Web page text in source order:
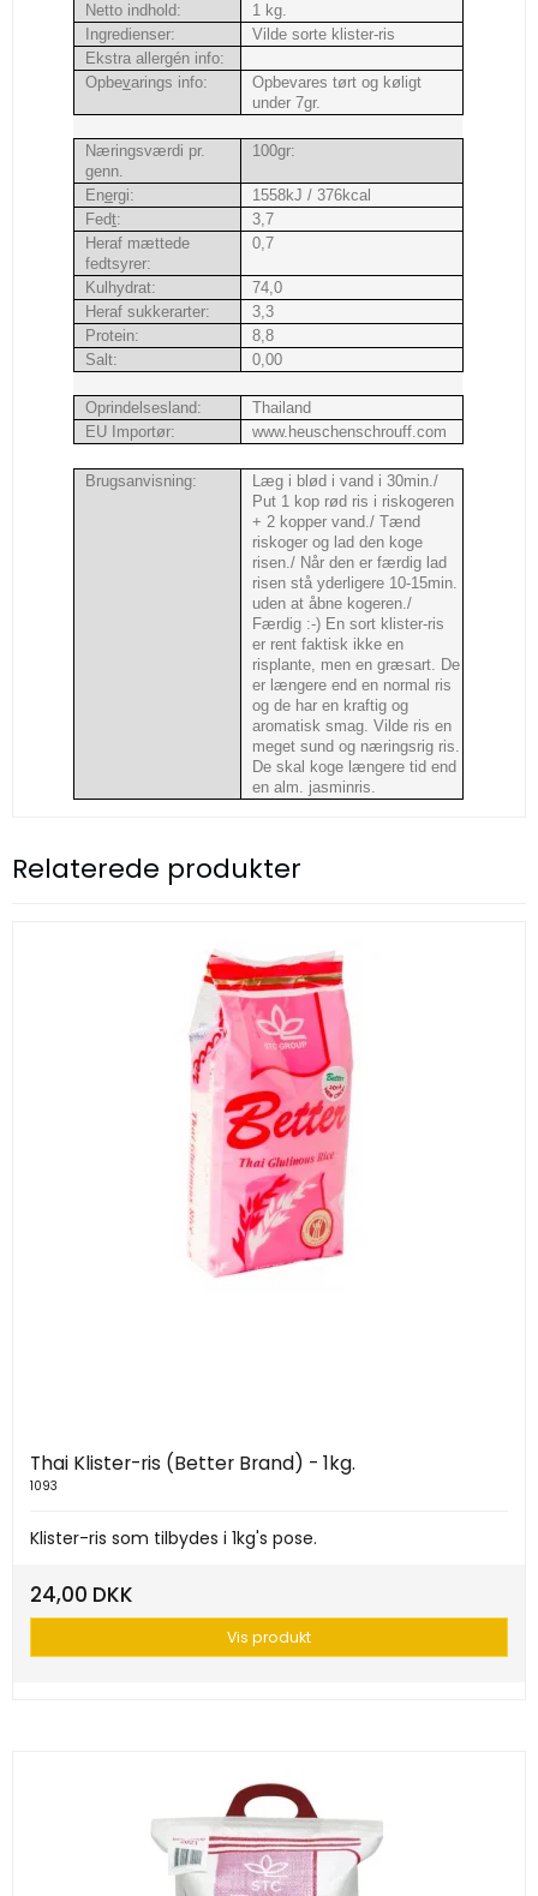
Netto indhold:
1 kg.
Ingredienser:
Vilde sorte klister-ris
Ekstra allergén info:
Opbevarings info:
Opbevares tørt og køligt
under 7gr.
Næringsværdi pr.
genn.
100gr:
Energi:
1558kJ / 376kcal
Fedt:
3,7
Heraf mættede
fedtsyrer:
0,7
Kulhydrat:
74,0
Heraf sukkerarter:
3,3
Protein:
8,8
Salt:
0,00
Oprindelsesland:
Thailand
EU Importør:
www.heuschenschrouff.com
Brugsanvisning:
Læg i blød i vand i 30min./
Put 1 kop rød ris i riskogeren
+ 2 kopper vand./ Tænd
riskoger og lad den koge
risen./ Når den er færdig lad
risen stå yderligere 10-15min.
uden at åbne kogeren./
Færdig :-) En sort klister-ris
er rent faktisk ikke en
risplante, men en græsart. De
er længere end en normal ris
og de har en kraftig og
aromatisk smag. Vilde ris en
meget sund og næringsrig ris.
De skal koge længere tid end
en alm. jasminris.
Relaterede produkter
Thai Klister-ris (Better Brand) - 1kg.
1093
Klister-ris som tilbydes i 1kg's pose.
24,00 DKK
Vis produkt